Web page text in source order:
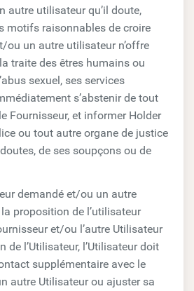
autre utilisateur qu’il doute,
motifs raisonnables de croire
ou un autre utilisateur n’offre
traite des êtres humains ou
sexuel, ses services
s’abstenir de tout
Fournisseur, et informer Holder
ou tout autre organe de justice
de ses soupçons ou de
demandé et/ou un autre
proposition de l’utilisateur
et/ou l’autre Utilisateur
de l’Utilisateur, l’Utilisateur doit
supplémentaire avec le
autre Utilisateur ou ajuster sa